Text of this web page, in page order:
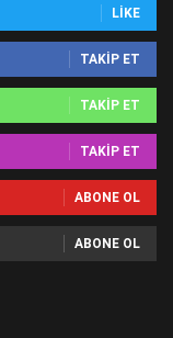
LIKE
TAKIP ET
TAKIP ET
TAKIP ET
ABONE OL
ABONE OL